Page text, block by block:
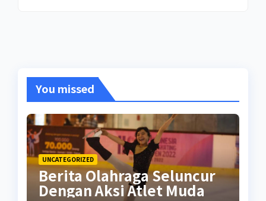
You missed
UNCATEGORIZED
Berita Olahraga Seluncur
Dengan Aksi Atlet Muda